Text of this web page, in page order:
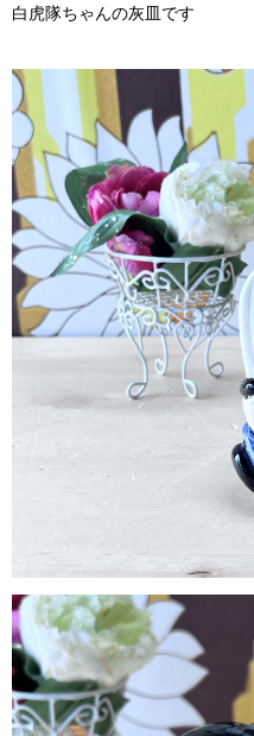
白虎隊ちゃんの灰皿です